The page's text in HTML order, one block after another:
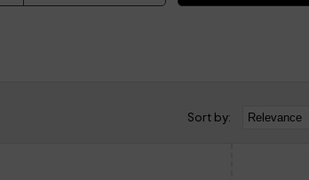
Sort by: